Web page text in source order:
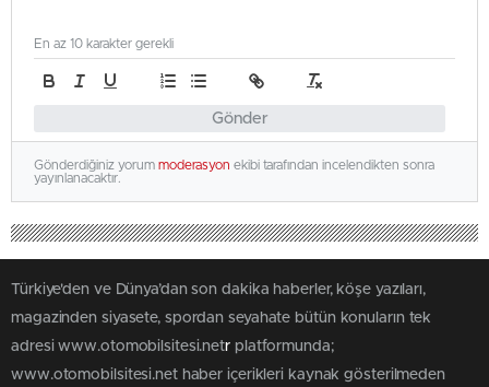
Gönder
En az 10 karakter gerekli
Gönderdiğiniz yorum moderasyon ekibi tarafından incelendikten sonra
yayınlanacaktır.
Türkiye'den ve Dünya’dan son dakika haberler, köşe yazıları,
magazinden siyasete, spordan seyahate bütün konuların tek
adresi www.otomobilsitesi.netr platformunda;
www.otomobilsitesi.net haber içerikleri kaynak gösterilmeden